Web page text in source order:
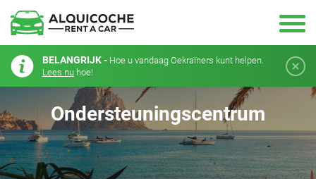
BELANGRIJK - Hoe u vandaag Oekraïners kunt helpen.
Lees nu hoe!
Ondersteuningscentrum